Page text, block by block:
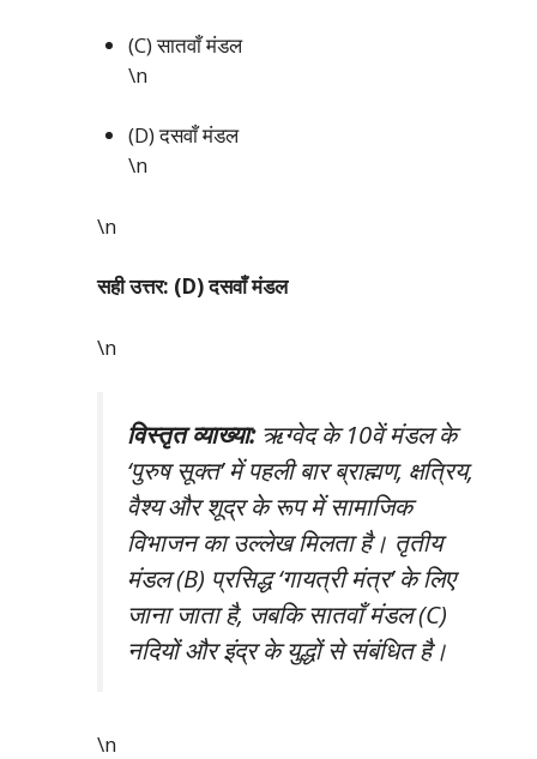
(C) सातवाँ मंडल
\n
(D) दसवाँ मंडल
\n
\n
सही उत्तर: (D) दसवाँ मंडल
\n
विस्तृत व्याख्या:ऋग्वेद के 10वें मंडल के
‘पुरुष सूक्त’ में पहली बार ब्राह्मण, क्षत्रिय,
वैश्य और शूद्र के रूप में सामाजिक
विभाजन का उल्लेख मिलता है। तृतीय
मंडल (B) प्रसिद्ध ‘गायत्री मंत्र’ के लिए
जाना जाता है, जबकि सातवाँ मंडल (C)
नदियों और इंद्र के युद्धों से संबंधित है।
\n